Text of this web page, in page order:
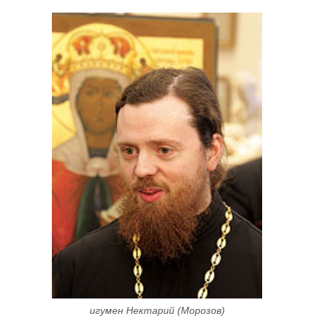
игумен Нектарий (Морозов)